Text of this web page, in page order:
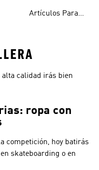
Artículos Para
calidad irás bien
ropa con
competición, hoy batirás
skateboarding o en